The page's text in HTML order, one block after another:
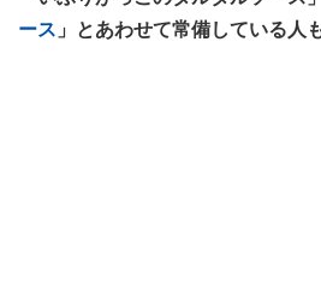
ース 」とあわせて常備している人